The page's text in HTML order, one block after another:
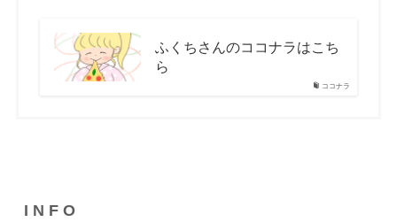
ココナラ
ふくちさんのココナラはこち
ら
I N F O